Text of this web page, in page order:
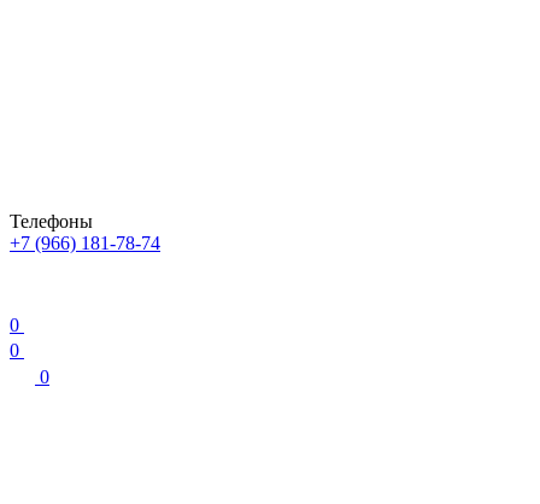
Телефоны
+7 (966) 181-78-74
0
0
0